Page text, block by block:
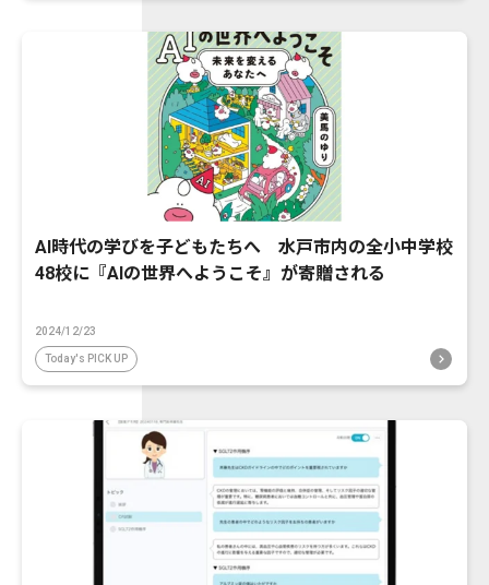
AI時代の学びを子どもたちへ 水戸市内の全小中学校
48校に『AIの世界へようこそ』が寄贈される
2024/12/23
Today's PICK UP